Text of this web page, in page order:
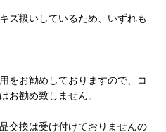
ズ扱いしているため、いずれも
をお勧めしておりますので、コ
お勧め致しません。
交換は受け付けておりませんの